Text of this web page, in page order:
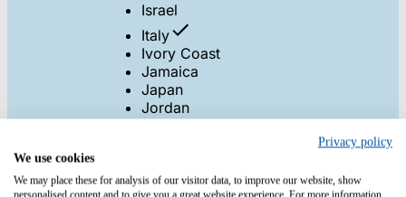
Israel
Italy
Ivory Coast
Jamaica
Japan
Jordan
Kosovo
Privacy policy
We use cookies
We may place these for analysis of our visitor data, to improve our website, show